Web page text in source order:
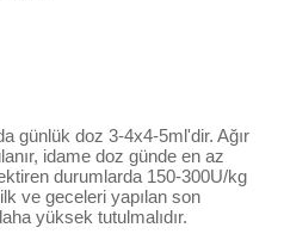
günlük doz 3-4x4-5ml'dir. Ağır
idame doz günde en az
durumlarda 150-300U/kg
ve geceleri yapılan son
yüksek tutulmalıdır.